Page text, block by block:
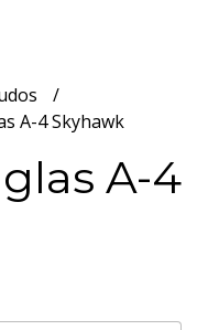
A-4 Skyhawk
A-4